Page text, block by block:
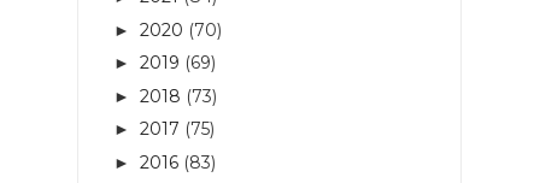
► 2020 (70)
► 2019 (69)
► 2018 (73)
► 2017 (75)
► 2016 (83)